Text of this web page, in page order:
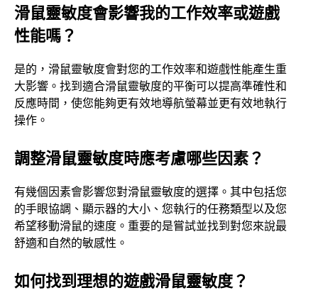
滑鼠靈敏度會影響我的工作效率或遊戲
性能嗎？
是的，滑鼠靈敏度會對您的工作效率和遊戲性能產生重
大影響。找到適合滑鼠靈敏度的平衡可以提高準確性和
反應時間，使您能夠更有效地導航螢幕並更有效地執行
操作。
調整滑鼠靈敏度時應考慮哪些因素？
有幾個因素會影響您對滑鼠靈敏度的選擇。其中包括您
的手眼協調、顯示器的大小、您執行的任務類型以及您
希望移動滑鼠的速度。重要的是嘗試並找到對您來說最
舒適和自然的敏感性。
如何找到理想的遊戲滑鼠靈敏度？